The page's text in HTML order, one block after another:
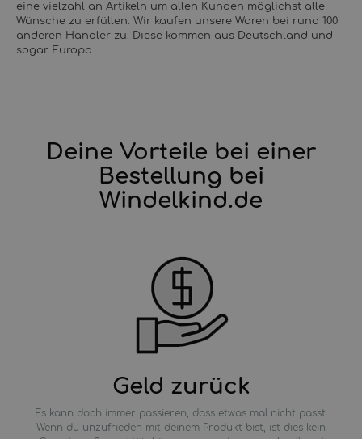
eine vielzahl an Artikeln um allen Kunden möglichst alle
Wünsche zu erfüllen. Wir kaufen unsere Waren bei rund 100
anderen Händler zu. Diese kommen aus Deutschland und
sogar Europa.
Deine Vorteile bei einer
Bestellung bei
Windelkind.de
Geld zurück
Es kann doch immer passieren, dass etwas mal nicht passt.
Wenn du unzufrieden mit deinem Produkt bist, ist dies kein